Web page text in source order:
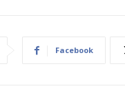
Facebook